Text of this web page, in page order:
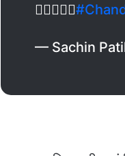
✌🏻💪🏻💥
— Sachin